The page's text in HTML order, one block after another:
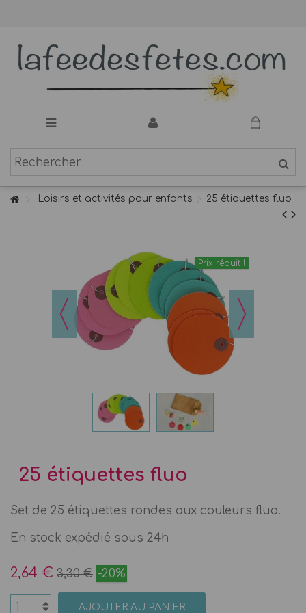
Loisirs et activités pour enfants 25 étiquettes fluo
Prix réduit !
25 étiquettes fluo
Set de 25 étiquettes rondes aux couleurs fluo.
En stock expédié sous 24h
2,64 € 3,30 € -20%
AJOUTER AU PANIER